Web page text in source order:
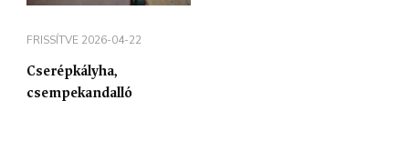
FRISSÍTVE 2026-04-22
Cserépkályha,
csempekandalló